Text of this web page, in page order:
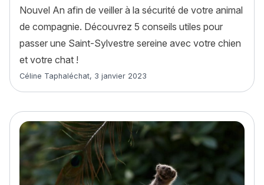
Nouvel An afin de veiller à la sécurité de votre animal
de compagnie. Découvrez 5 conseils utiles pour
passer une Saint-Sylvestre sereine avec votre chien
et votre chat !
Article rédigé par
Céline Taphaléchat, 3 janvier 2023